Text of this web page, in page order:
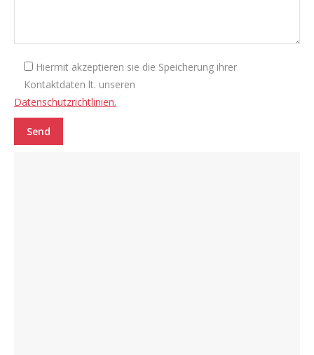
Hiermit akzeptieren sie die Speicherung ihrer
Kontaktdaten lt. unseren
Datenschutzrichtlinien.